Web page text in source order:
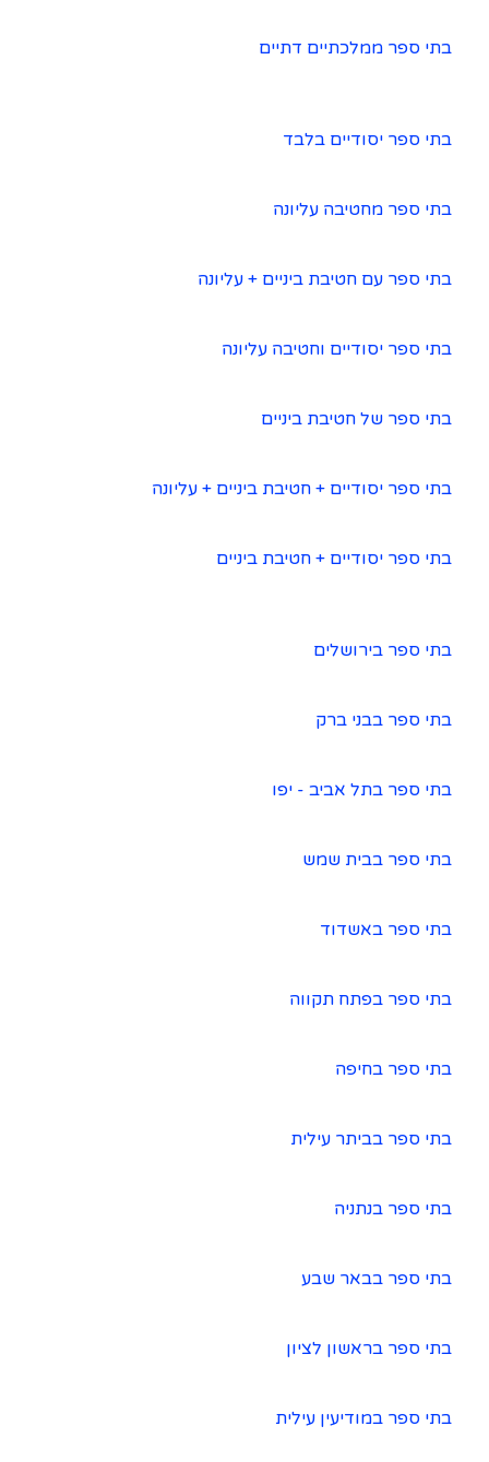
בתי ספר ממלכתיים דתיים
בתי ספר יסודיים בלבד
בתי ספר מחטיבה עליונה
בתי ספר עם חטיבת ביניים + עליונה
בתי ספר יסודיים וחטיבה עליונה
בתי ספר של חטיבת ביניים
בתי ספר יסודיים + חטיבת ביניים + עליונה
בתי ספר יסודיים + חטיבת ביניים
בתי ספר בירושלים
בתי ספר בבני ברק
בתי ספר בתל אביב - יפו
בתי ספר בבית שמש
בתי ספר באשדוד
בתי ספר בפתח תקווה
בתי ספר בחיפה
בתי ספר בביתר עילית
בתי ספר בנתניה
בתי ספר בבאר שבע
בתי ספר בראשון לציון
בתי ספר במודיעין עילית